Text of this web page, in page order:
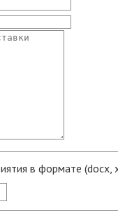
в формате (docx,